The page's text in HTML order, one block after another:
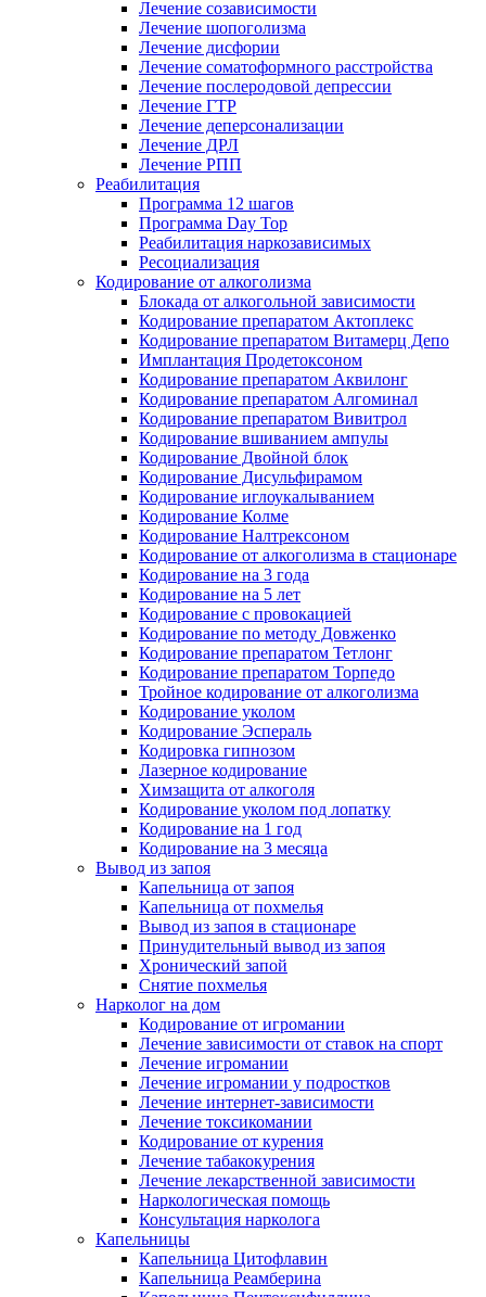
Лечение созависимости
Лечение шопоголизма
Лечение дисфории
Лечение соматоформного расстройства
Лечение послеродовой депрессии
Лечение ГТР
Лечение деперсонализации
Лечение ДРЛ
Лечение РПП
Реабилитация
Программа 12 шагов
Программа Day Top
Реабилитация наркозависимых
Ресоциализация
Кодирование от алкоголизма
Блокада от алкогольной зависимости
Кодирование препаратом Актоплекс
Кодирование препаратом Витамерц Депо
Имплантация Продетоксоном
Кодирование препаратом Аквилонг
Кодирование препаратом Алгоминал
Кодирование препаратом Вивитрол
Кодирование вшиванием ампулы
Кодирование Двойной блок
Кодирование Дисульфирамом
Кодирование иглоукалыванием
Кодирование Колме
Кодирование Налтрексоном
Кодирование от алкоголизма в стационаре
Кодирование на 3 года
Кодирование на 5 лет
Кодирование с провокацией
Кодирование по методу Довженко
Кодирование препаратом Тетлонг
Кодирование препаратом Торпедо
Тройное кодирование от алкоголизма
Кодирование уколом
Кодирование Эспераль
Кодировка гипнозом
Лазерное кодирование
Химзащита от алкоголя
Кодирование уколом под лопатку
Кодирование на 1 год
Кодирование на 3 месяца
Вывод из запоя
Капельница от запоя
Капельница от похмелья
Вывод из запоя в стационаре
Принудительный вывод из запоя
Хронический запой
Снятие похмелья
Нарколог на дом
Кодирование от игромании
Лечение зависимости от ставок на спорт
Лечение игромании
Лечение игромании у подростков
Лечение интернет-зависимости
Лечение токсикомании
Кодирование от курения
Лечение табакокурения
Лечение лекарственной зависимости
Наркологическая помощь
Консультация нарколога
Капельницы
Капельница Цитофлавин
Капельница Реамберина